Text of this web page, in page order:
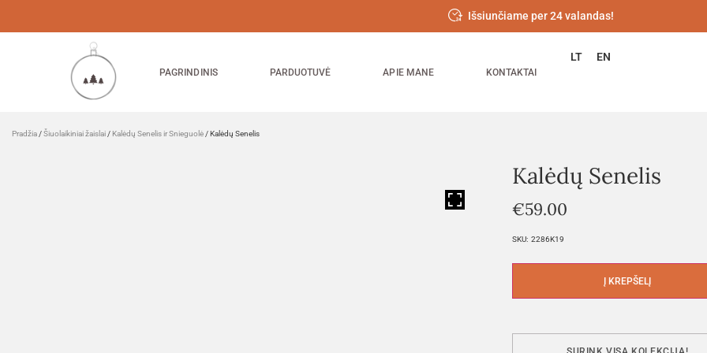
Išsiunčiame per 24 valandas!
PAGRINDINIS PARDUOTUVĖ APIE MANE KONTAKTAI
LT EN
Pradžia /Šiuolaikiniai žaislai / Kalėdų Senelis ir Snieguolė / Kalėdų Senelis
Kalėdų Senelis
€59.00
SKU: 2286K19
Į KREPŠELĮ